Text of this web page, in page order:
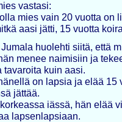
vastasi:
mies vain 20 vuotta on
aasi jätti, 15 vuotta
huolehti siitä, että
menee naimisiin ja
tavaroita kuin aasi.
on lapsia ja elää 15
jättää.
iässä, hän elää
lapsenlapsiaan.